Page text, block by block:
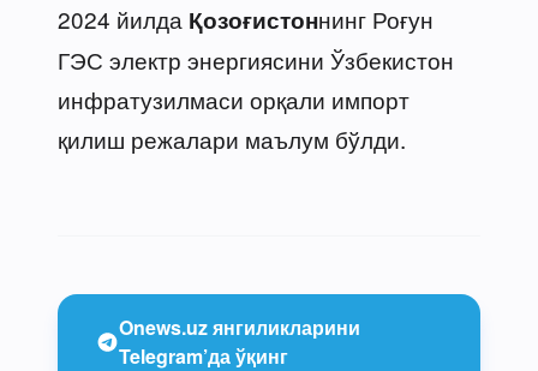
2024 йилда Қозоғистоннинг Роғун
ГЭС электр энергиясини Ўзбекистон
инфратузилмаси орқали импорт
қилиш режалари маълум бўлди.
Onews.uz янгиликларини
Telegram’да ўқинг